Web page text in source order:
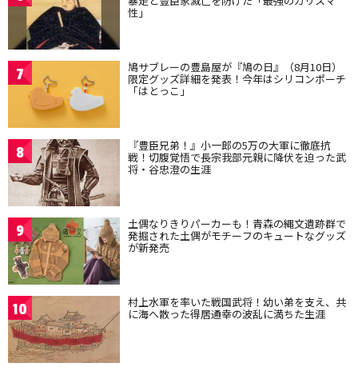
性」
7 鳩サブレーの豊島屋が『鳩の日』（8月10日）
限定グッズ詳細を発表！今年はシリコンポーチ
「はとっこ」
8 『豊臣兄弟！』小一郎の5万の大軍に徹底抗
戦！切腹覚悟で長宗我部元親に降伏を迫った武
将・谷忠澄の生涯
9 土偶なりきりパーカーも！青森の縄文遺跡群で
発掘された土偶がモチーフのキュートなグッズ
が新発売
10 村上水軍を率いた戦国武将！幼い弟を支え、共
に海へ散った得居通幸の波乱に満ちた生涯